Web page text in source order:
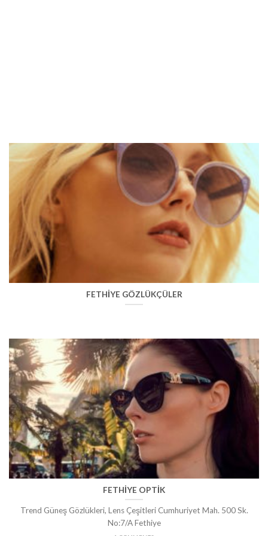
FETHİYE GÖZLÜKÇÜLER
FETHİYE OPTİK
Trend Güneş Gözlükleri, Lens Çeşitleri Cumhuriyet Mah. 500 Sk.
No:7/A Fethiye